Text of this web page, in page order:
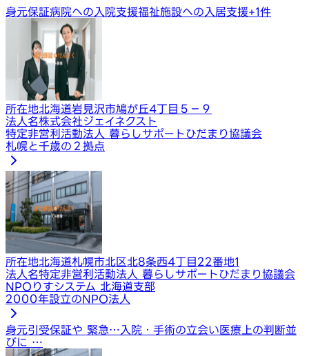
身元保証病院への入院支援福祉施設への入居支援+1件
所在地北海道岩見沢市鳩が丘4丁目５−９
法人名株式会社ジェイネクスト
特定非営利活動法人 暮らしサポートひだまり協議会
札幌と千歳の２拠点
所在地北海道札幌市北区北8条西4丁目22番地1
法人名特定非営利活動法人 暮らしサポートひだまり協議会
NPOりすシステム 北海道支部
2000年設立のNPO法人
身元引受保証や 緊急… 入院・手術の立会い医療上の判断並
びに …